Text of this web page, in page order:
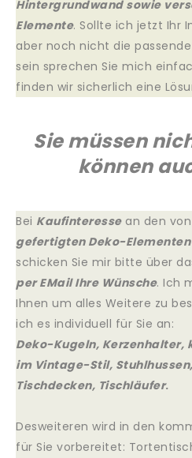
Hintergrundwand sowie
Elemente. Sollte ich jetzt Ihr
aber noch nicht die
sein sprechen Sie mich
finden wir sicherlich eine
Sie müssen
können
Bei Kaufinteressean den
gefertigten Deko-Elementen
schicken Sie mir bitte über
per EMail Ihre Wünsche. Ich
Ihnen um alles Weitere zu
ich es individuell für Sie an:
Deko-Kugeln, Kerzenhalter,
im Vintage-Stil,
Tischdecken, Tischläufer.
Desweiteren wird in den
für Sie vorbereitet: